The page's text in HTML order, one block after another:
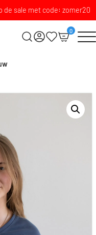
de sale met code: zomer20
0